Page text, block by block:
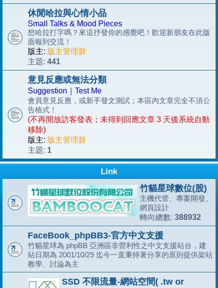
休閒哈拉與心情小品
Small Talks & Mood Pieces
想哈拉打字嗎？來這抒發你的感覺吧！歡迎新朋友在此版
面報到交流！
版主: 版主管理群
主題: 441
意見反應或無法分類
Suggestion｜Test Me
會員意見反應，或新手發文測試；本區內文章完全不須公
告格式！
(不再開放訪客發表；未得到回應文章 3 天後系統自動
移除)
版主: 版主管理群
主題: 1
Link
竹貓星球數位(股)
主機代管、專案開發、
網頁設計
轉向總數: 388932
FaceBook_phpBB3-官方中文支援
竹貓星球為 phpBB 亞洲區非營利性之中文支援站台，建
站日期為 2001/10/29 迄今一直秉持著分享的原則提供架站
教學、討論為主
SSD 不限流量-網站空間( .tw or